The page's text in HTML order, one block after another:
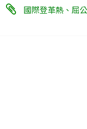
國際登革熱、屈